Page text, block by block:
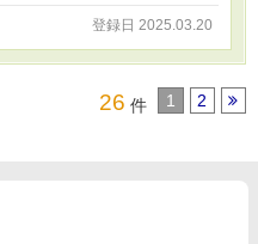
登録日 2025.03.20
26 件 1 2